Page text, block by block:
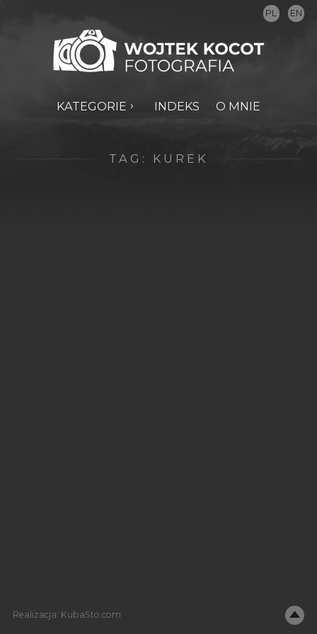
PL EN
KATEGORIE INDEKS O MNIE
TAG: KUREK
Realizacja: KubaSto.com